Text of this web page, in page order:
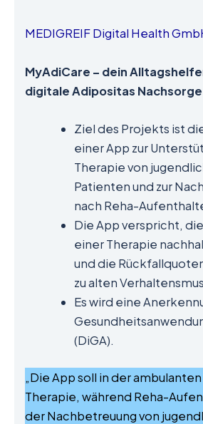
MEDIGREIF Digital Health
MyAdiCare – dein
digitale Adipositas Nachsorge
Ziel des Projekts ist
einer App zur
Therapie von
Patienten und zur
nach Reha-
Die App verspricht,
einer Therapie
und die
zu alten
Es wird eine
(DiGA).
„Die App soll in der
Therapie, während Reha-
der Nachbetreuung von